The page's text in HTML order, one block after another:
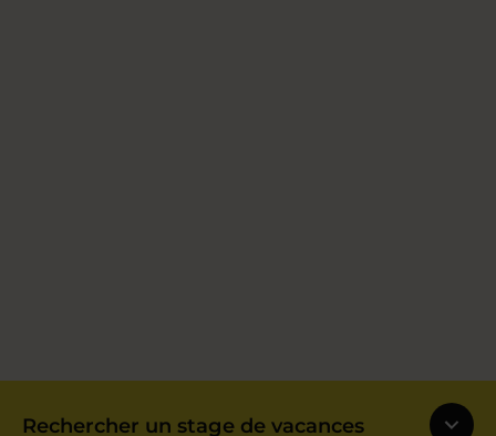
Rechercher un stage de vacances